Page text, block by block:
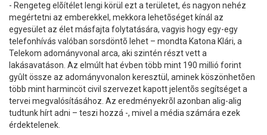
- Rengeteg elõítélet lengi körül ezt a területet, és nagyon nehéz
megértetni az emberekkel, mekkora lehetõséget kínál az
egyesület az élet másfajta folytatására, vagyis hogy egy-egy
telefonhívás valóban sorsdöntõ lehet – mondta Katona Klári, a
Telekom adományvonal arca, aki szintén részt vett a
lakásavatáson. Az elmúlt hat évben több mint 190 millió forint
gyûlt össze az adományvonalon keresztül, aminek köszönhetõen
több mint harmincöt civil szervezet kapott jelentõs segítséget a
tervei megvalósításához. Az eredményekrõl azonban alig-alig
tudtunk hírt adni – teszi hozzá -, mivel a média számára ezek
érdektelenek.